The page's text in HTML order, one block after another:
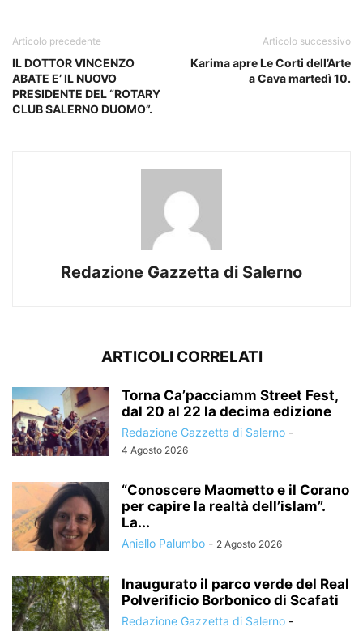
Articolo precedente
IL DOTTOR VINCENZO
ABATE E’ IL NUOVO
PRESIDENTE DEL “ROTARY
CLUB SALERNO DUOMO”.
Articolo successivo
Karima apre Le Corti dell’Arte
a Cava martedì 10.
Redazione Gazzetta di Salerno
ARTICOLI CORRELATI
Torna Ca’pacciamm Street Fest,
dal 20 al 22 la decima edizione
Redazione Gazzetta di Salerno -
4 Agosto 2026
“Conoscere Maometto e il Corano
per capire la realtà dell’islam”.
La...
Aniello Palumbo - 2 Agosto 2026
Inaugurato il parco verde del Real
Polverificio Borbonico di Scafati
Redazione Gazzetta di Salerno -